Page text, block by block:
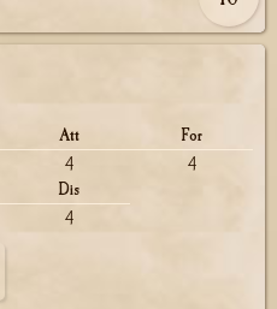
Att
4
For
4
Dis
4